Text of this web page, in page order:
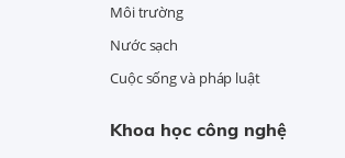
Môi trường
Nước sạch
Cuộc sống và pháp luật
Khoa học công nghệ